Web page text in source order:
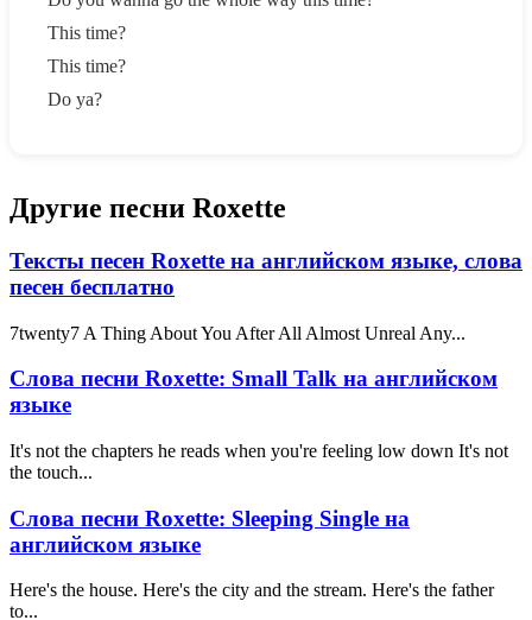
This time?
This time?
Do ya?
Другие песни Roxette
Тексты песен Roxette на английском языке, слова
песен бесплатно
7twenty7 A Thing About You After All Almost Unreal Any...
Слова песни Roxette: Small Talk на английском
языке
It's not the chapters he reads when you're feeling low down It's not
the touch...
Слова песни Roxette: Sleeping Single на
английском языке
Here's the house. Here's the city and the stream. Here's the father
to...